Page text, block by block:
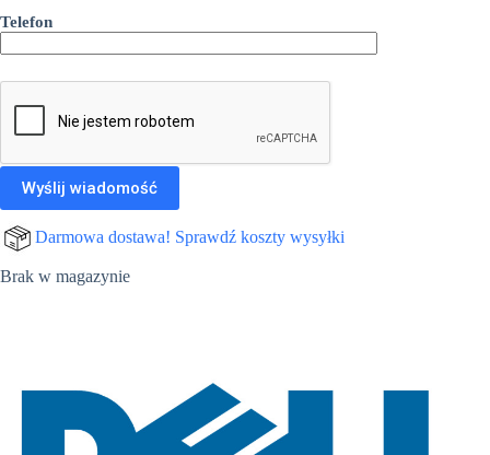
Telefon
Darmowa dostawa! Sprawdź koszty wysyłki
Brak w magazynie